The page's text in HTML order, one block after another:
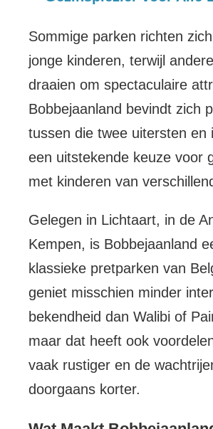
Sommige parken richten
jonge kinderen, terwijl
draaien om spectaculaire
Bobbejaanland bevindt zich
tussen die twee uitersten en
een uitstekende keuze voor
met kinderen van
Gelegen in Lichtaart, in de
Kempen, is Bobbejaanland
klassieke pretparken van
geniet misschien minder
bekendheid dan Walibi of
maar dat heeft ook
vaak rustiger en de
doorgaans korter.